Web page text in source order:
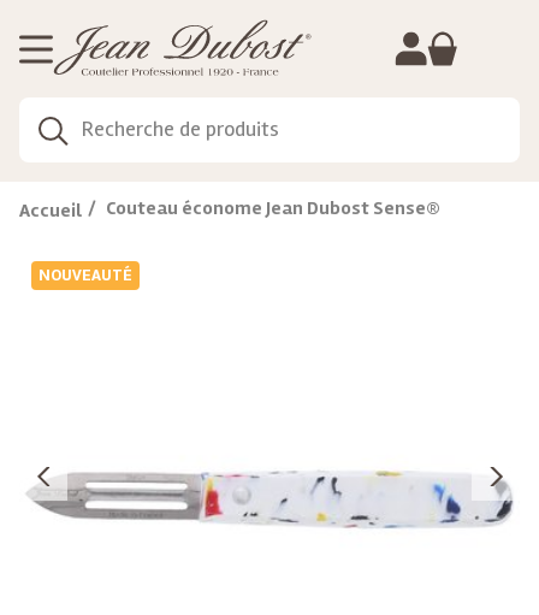
Accueil Couteau économe Jean Dubost Sense®
NOUVEAUTÉ
Gestion de vos préférences sur les cookies